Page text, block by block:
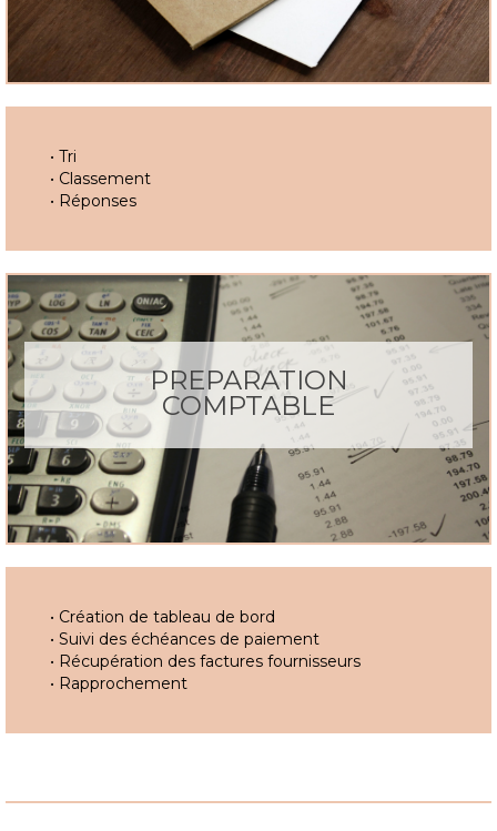
• Tri
• Classement
• Réponses
PREPARATION
COMPTABLE
• Création de tableau de bord
• Suivi des échéances de paiement
• Récupération des factures fournisseurs
• Rapprochement